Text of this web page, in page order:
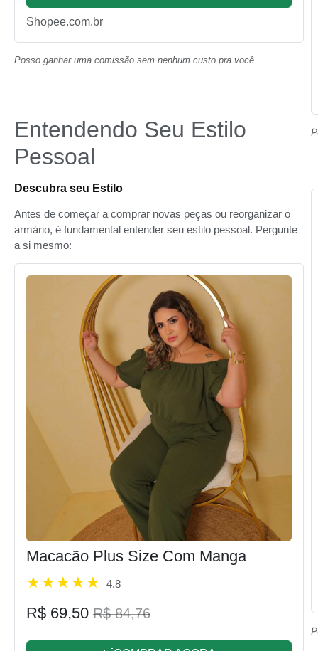
Shopee.com.br
Posso ganhar uma comissão sem nenhum custo pra você.
Entendendo Seu Estilo
Pessoal
Descubra seu Estilo
Antes de começar a comprar novas peças ou reorganizar o
armário, é fundamental entender seu estilo pessoal. Pergunte
a si mesmo:
Macacão Plus Size Com Manga
4.8
R$ 69,50 R$ 84,76